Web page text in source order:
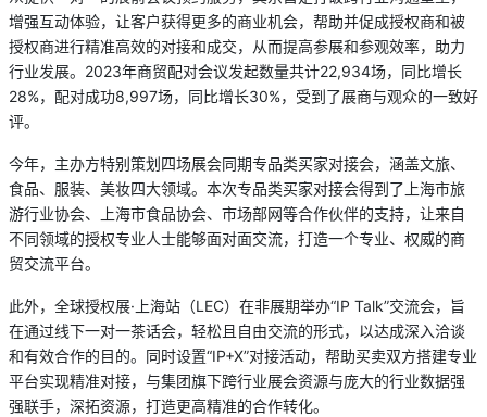
增强互动体验，让客户获得更多的商业机会，帮助并促成授权商和被
授权商进行精准高效的对接和成交，从而提高参展和参观效率，助力
行业发展。2023年商贸配对会议发起数量共计22,934场，同比增长
28%，配对成功8,997场，同比增长30%，受到了展商与观众的一致好
评。
今年，主办方特别策划四场展会同期专品类买家对接会，涵盖文旅、
食品、服装、美妆四大领域。本次专品类买家对接会得到了上海市旅
游行业协会、上海市食品协会、市场部网等合作伙伴的支持，让来自
不同领域的授权专业人士能够面对面交流，打造一个专业、权威的商
贸交流平台。
此外，全球授权展·上海站（LEC）在非展期举办“IP Talk”交流会，旨
在通过线下一对一茶话会，轻松且自由交流的形式，以达成深入洽谈
和有效合作的目的。同时设置“IP+X”对接活动，帮助买卖双方搭建专业
平台实现精准对接，与集团旗下跨行业展会资源与庞大的行业数据强
强联手，深拓资源，打造更高精准的合作转化。